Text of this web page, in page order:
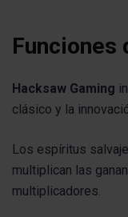
Funciones
Hacksaw Gaming
clásico y la
Los espíritus
multiplican las
multiplicadores.